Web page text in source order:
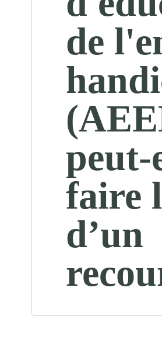
de
peut-
faire
d’un